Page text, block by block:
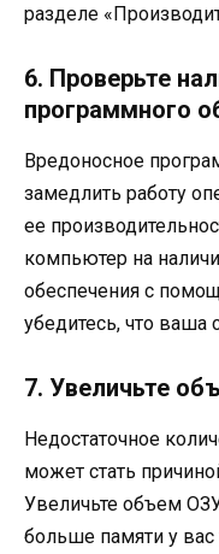
разделе
6. Проверьте
программного
Вредоносное
замедлить работу
ее
компьютер на
обеспечения с
убедитесь, что ваша
7. Увеличьте
Недостаточное
может стать
Увеличьте объем
больше памяти у вас